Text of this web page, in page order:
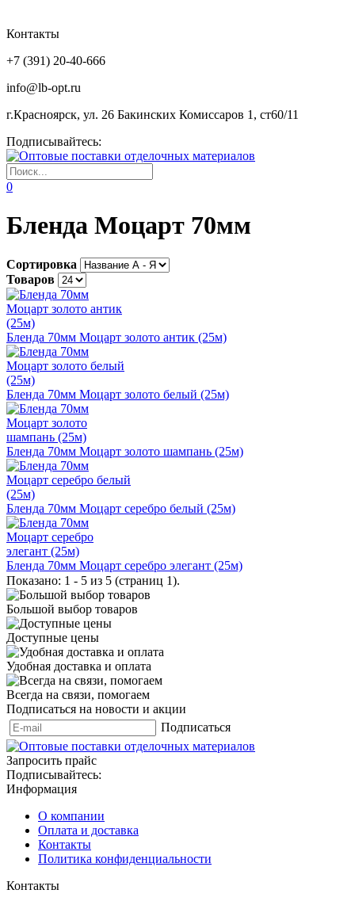
Контакты
+7 (391) 20-40-666
info@lb-opt.ru
г.Красноярск, ул. 26 Бакинских Комиссаров 1, ст60/11
Подписывайтесь:
0
Бленда Моцарт 70мм
Сортировка
Товаров
Бленда 70мм Моцарт золото антик (25м)
Бленда 70мм Моцарт золото белый (25м)
Бленда 70мм Моцарт золото шампань (25м)
Бленда 70мм Моцарт серебро белый (25м)
Бленда 70мм Моцарт серебро элегант (25м)
Показано: 1 - 5 из 5 (страниц 1).
Большой выбор товаров
Доступные цены
Удобная доставка и оплата
Всегда на связи, помогаем
Подписаться на новости и акции
Подписаться
Запросить прайс
Подписывайтесь:
Информация
О компании
Оплата и доставка
Контакты
Политика конфиденциальности
Контакты